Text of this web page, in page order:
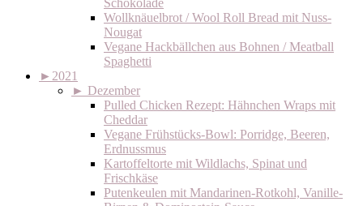
Schokolade
Wollknäuelbrot / Wool Roll Bread mit Nuss-
Nougat
Vegane Hackbällchen aus Bohnen / Meatball
Spaghetti
► 2021
► Dezember
Pulled Chicken Rezept: Hähnchen Wraps mit
Cheddar
Vegane Frühstücks-Bowl: Porridge, Beeren,
Erdnussmus
Kartoffeltorte mit Wildlachs, Spinat und
Frischkäse
Putenkeulen mit Mandarinen-Rotkohl, Vanille-